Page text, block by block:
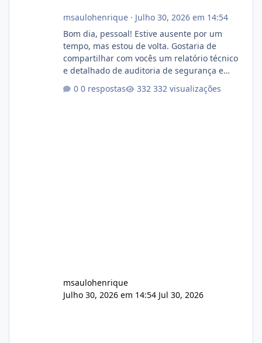
msaulohenrique· Julho 30, 2026 em 14:54
Bom dia, pessoal! Estive ausente por um
tempo, mas estou de volta. Gostaria de
compartilhar com vocês um relatório técnico
e detalhado de auditoria de segurança e
atualmente em circulação e comercialização
0 respostas 332 visualizações
msaulohenrique
Julho 30, 2026 em 14:54 Jul 30, 2026